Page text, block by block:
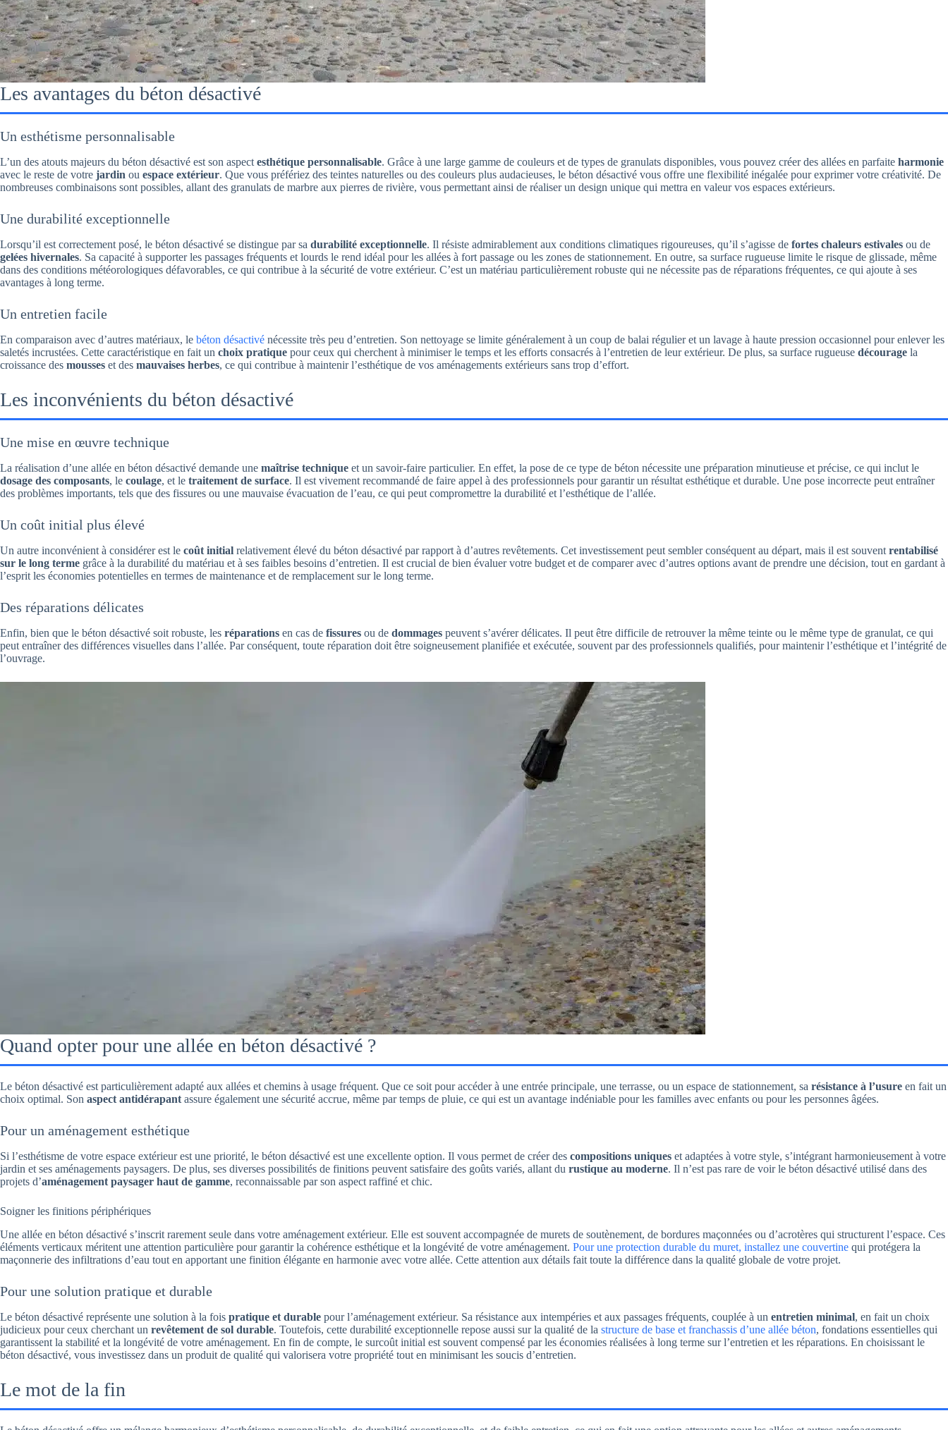
Les avantages du béton désactivé
Un esthétisme personnalisable
L’un des atouts majeurs du béton désactivé est son aspect esthétique personnalisable. Grâce à une large gamme de couleurs et de types de granulats disponibles, vous pouvez créer des allées en parfaite harmonie
avec le reste de votre jardin ou espace extérieur. Que vous préfériez des teintes naturelles ou des couleurs plus audacieuses, le béton désactivé vous offre une flexibilité inégalée pour exprimer votre créativité. De
nombreuses combinaisons sont possibles, allant des granulats de marbre aux pierres de rivière, vous permettant ainsi de réaliser un design unique qui mettra en valeur vos espaces extérieurs.
Une durabilité exceptionnelle
Lorsqu’il est correctement posé, le béton désactivé se distingue par sa durabilité exceptionnelle. Il résiste admirablement aux conditions climatiques rigoureuses, qu’il s’agisse de fortes chaleurs estivales ou de
gelées hivernales. Sa capacité à supporter les passages fréquents et lourds le rend idéal pour les allées à fort passage ou les zones de stationnement. En outre, sa surface rugueuse limite le risque de glissade, même
dans des conditions météorologiques défavorables, ce qui contribue à la sécurité de votre extérieur. C’est un matériau particulièrement robuste qui ne nécessite pas de réparations fréquentes, ce qui ajoute à ses
avantages à long terme.
Un entretien facile
En comparaison avec d’autres matériaux, le béton désactivé nécessite très peu d’entretien. Son nettoyage se limite généralement à un coup de balai régulier et un lavage à haute pression occasionnel pour enlever les
saletés incrustées. Cette caractéristique en fait un choix pratique pour ceux qui cherchent à minimiser le temps et les efforts consacrés à l’entretien de leur extérieur. De plus, sa surface rugueuse décourage la
croissance des mousses et des mauvaises herbes, ce qui contribue à maintenir l’esthétique de vos aménagements extérieurs sans trop d’effort.
Les inconvénients du béton désactivé
Une mise en œuvre technique
La réalisation d’une allée en béton désactivé demande une maîtrise technique et un savoir-faire particulier. En effet, la pose de ce type de béton nécessite une préparation minutieuse et précise, ce qui inclut le
dosage des composants, le coulage, et le traitement de surface. Il est vivement recommandé de faire appel à des professionnels pour garantir un résultat esthétique et durable. Une pose incorrecte peut entraîner
des problèmes importants, tels que des fissures ou une mauvaise évacuation de l’eau, ce qui peut compromettre la durabilité et l’esthétique de l’allée.
Un coût initial plus élevé
Un autre inconvénient à considérer est le coût initial relativement élevé du béton désactivé par rapport à d’autres revêtements. Cet investissement peut sembler conséquent au départ, mais il est souvent rentabilisé
sur le long terme grâce à la durabilité du matériau et à ses faibles besoins d’entretien. Il est crucial de bien évaluer votre budget et de comparer avec d’autres options avant de prendre une décision, tout en gardant à
l’esprit les économies potentielles en termes de maintenance et de remplacement sur le long terme.
Des réparations délicates
Enfin, bien que le béton désactivé soit robuste, les réparations en cas de fissures ou de dommages peuvent s’avérer délicates. Il peut être difficile de retrouver la même teinte ou le même type de granulat, ce qui
peut entraîner des différences visuelles dans l’allée. Par conséquent, toute réparation doit être soigneusement planifiée et exécutée, souvent par des professionnels qualifiés, pour maintenir l’esthétique et l’intégrité de
l’ouvrage.
Quand opter pour une allée en béton désactivé ?
Le béton désactivé est particulièrement adapté aux allées et chemins à usage fréquent. Que ce soit pour accéder à une entrée principale, une terrasse, ou un espace de stationnement, sa résistance à l’usure en fait un
choix optimal. Son aspect antidérapant assure également une sécurité accrue, même par temps de pluie, ce qui est un avantage indéniable pour les familles avec enfants ou pour les personnes âgées.
Pour un aménagement esthétique
Si l’esthétisme de votre espace extérieur est une priorité, le béton désactivé est une excellente option. Il vous permet de créer des compositions uniques et adaptées à votre style, s’intégrant harmonieusement à votre
jardin et ses aménagements paysagers. De plus, ses diverses possibilités de finitions peuvent satisfaire des goûts variés, allant du rustique au moderne. Il n’est pas rare de voir le béton désactivé utilisé dans des
projets d’aménagement paysager haut de gamme, reconnaissable par son aspect raffiné et chic.
Soigner les finitions périphériques
Une allée en béton désactivé s’inscrit rarement seule dans votre aménagement extérieur. Elle est souvent accompagnée de murets de soutènement, de bordures maçonnées ou d’acrotères qui structurent l’espace. Ces
éléments verticaux méritent une attention particulière pour garantir la cohérence esthétique et la longévité de votre aménagement. Pour une protection durable du muret, installez une couvertine qui protégera la
maçonnerie des infiltrations d’eau tout en apportant une finition élégante en harmonie avec votre allée. Cette attention aux détails fait toute la différence dans la qualité globale de votre projet.
Pour une solution pratique et durable
Le béton désactivé représente une solution à la fois pratique et durable pour l’aménagement extérieur. Sa résistance aux intempéries et aux passages fréquents, couplée à un entretien minimal, en fait un choix
judicieux pour ceux cherchant un revêtement de sol durable. Toutefois, cette durabilité exceptionnelle repose aussi sur la qualité de la structure de base et franchassis d’une allée béton, fondations essentielles qui
garantissent la stabilité et la longévité de votre aménagement. En fin de compte, le surcoût initial est souvent compensé par les économies réalisées à long terme sur l’entretien et les réparations. En choisissant le
béton désactivé, vous investissez dans un produit de qualité qui valorisera votre propriété tout en minimisant les soucis d’entretien.
Le mot de la fin